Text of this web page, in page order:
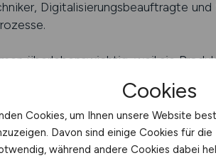
Digitalisierungsbeauftragte
überlebenswichtig, weil sie
die Industrie zeigt diese Vielfalt in
die zu ihren Fähigkeiten
klaren Stellenprofilen und
finden
Cookies
Cookies, um Ihnen unsere Website
Davon sind einige Cookies für
während andere Cookies dabei